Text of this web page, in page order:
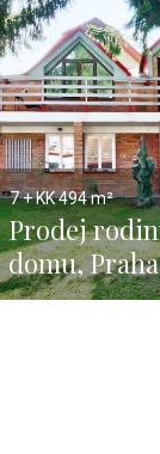
7 + KK494 m²
Prodej
domu,